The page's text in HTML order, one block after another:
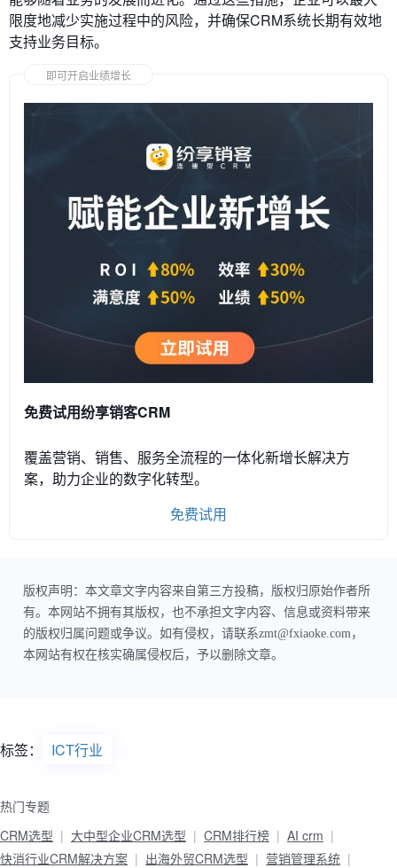
限度地减少实施过程中的风险，并确保CRM系统长期有效地
支持业务目标。
即可开启业绩增长
免费试用纷享销客CRM
覆盖营销、销售、服务全流程的一体化新增长解决方
案，助力企业的数字化转型。
免费试用
版权声明：本文章文字内容来自第三方投稿，版权归原始作者所
有。本网站不拥有其版权，也不承担文字内容、信息或资料带来
的版权归属问题或争议。如有侵权，请联系zmt@fxiaoke.com，
本网站有权在核实确属侵权后，予以删除文章。
标签： ICT行业
热门专题
CRM选型
大中型企业CRM选型 CRM排行榜
AI crm
快消行业CRM解决方案
出海外贸CRM选型
营销管理系统